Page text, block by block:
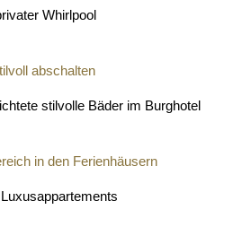
Whirlpool
stilvolle Bäder im Burghotel